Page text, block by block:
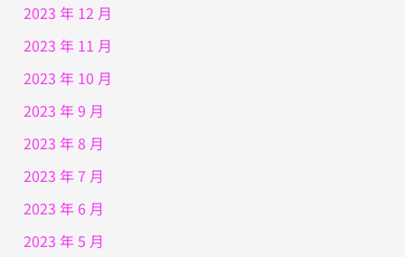
2023 年 12 月
2023 年 11 月
2023 年 10 月
2023 年 9 月
2023 年 8 月
2023 年 7 月
2023 年 6 月
2023 年 5 月